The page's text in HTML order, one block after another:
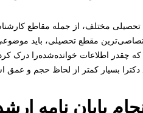
تحصیلی مختلف، از جمله مقاطع
مقطع تحصیلی، باید
که چقدر اطلاعات خوانده‌شده‌را درک
دکترا بسیار کمتر از لحاظ حجم و عمق
پایان نامه